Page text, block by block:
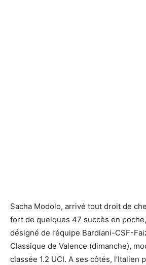
Sacha Modolo, arrivé tout droit de
fort de quelques 47 succès en
désigné de l’équipe Bardiani-CSF-
Classique de Valence (dimanche),
classée 1.2 UCI. A ses côtés, l’Italien